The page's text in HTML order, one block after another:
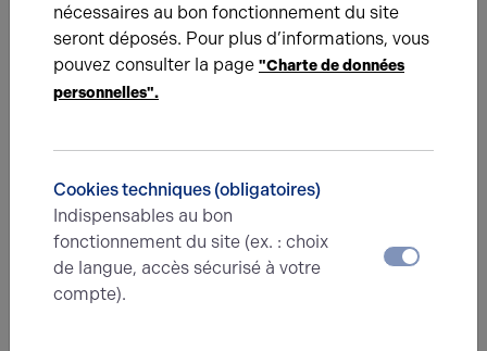
Total /
Eléments affichés non contractuels
Énergie
B C D E
Diagnostic de performance énergétique
Diagnostic DPE en cours
nécessaires au bon fonctionnement du site
seront déposés. Pour plus d’informations, vous
pouvez consulter la page "Charte de données
personnelles".
Cookies techniques (obligatoires)
Indispensables au bon
fonctionnement du site (ex. : choix
de langue, accès sécurisé à votre
compte).